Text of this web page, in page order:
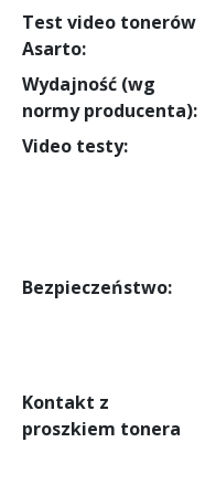
Test video tonerów
Asarto:
Wydajność (wg
normy producenta):
Video testy:
Bezpieczeństwo:
Kontakt z
proszkiem tonera